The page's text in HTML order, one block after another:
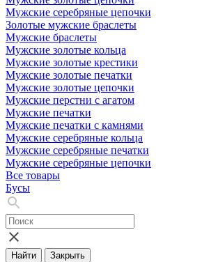
Мужские серебряные цепочки
Золотые мужские браслеты
Мужские браслеты
Мужские золотые кольца
Мужские золотые крестики
Мужские золотые печатки
Мужские золотые цепочки
Мужские перстни с агатом
Мужские печатки
Мужские печатки с камнями
Мужские серебряные кольца
Мужские серебряные печатки
Мужские серебряные цепочки
Все товары
Бусы
Найти Закрыть